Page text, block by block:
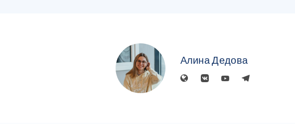
Алина Дедова